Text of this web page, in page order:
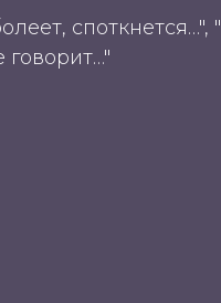
говорит…"